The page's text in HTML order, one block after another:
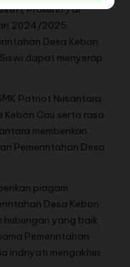
( Prakerin ) di
2024/2025
Desa Kebon
dapat menyerap
Patriot Nusantara
Cau serta rasa
memberikan
Pemerintahan Desa
piagam
Desa Kebon
hubungan yang baik
Pemerintahan
Indriyati mengakhiri.